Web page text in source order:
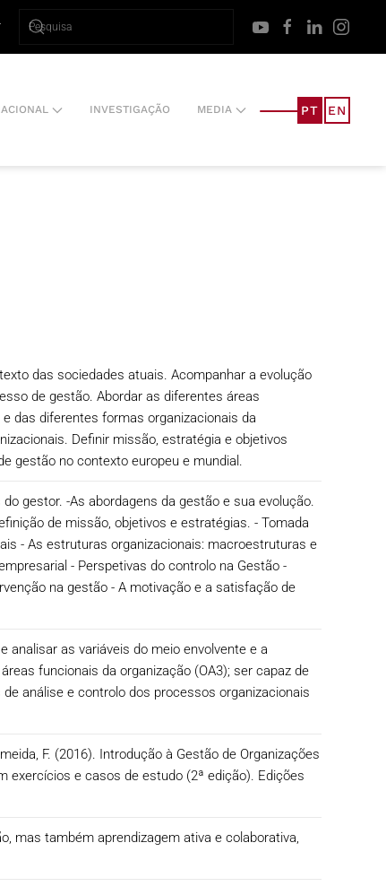
INVESTIGAÇÃO MEDIA PT EN
das sociedades atuais. Acompanhar a evolução
de gestão. Abordar as diferentes áreas
das diferentes formas organizacionais da
Definir missão, estratégia e objetivos
gestão no contexto europeu e mundial.
gestor. -As abordagens da gestão e sua evolução.
de missão, objetivos e estratégias. - Tomada
- As estruturas organizacionais: macroestruturas e
- Perspetivas do controlo na Gestão -
na gestão - A motivação e a satisfação de
analisar as variáveis do meio envolvente e a
funcionais da organização (OA3); ser capaz de
análise e controlo dos processos organizacionais
F. (2016). Introdução à Gestão de Organizações
exercícios e casos de estudo (2ª edição). Edições
mas também aprendizagem ativa e colaborativa,